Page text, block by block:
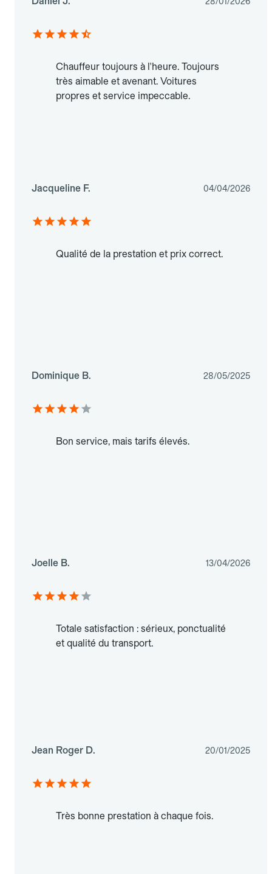
Chauffeur toujours à l'heure. Toujours
très aimable et avenant. Voitures
propres et service impeccable.
Jacqueline F. 04/04/2026
Qualité de la prestation et prix correct.
Dominique B. 28/05/2025
Bon service, mais tarifs élevés.
Joelle B. 13/04/2026
Totale satisfaction : sérieux, ponctualité
et qualité du transport.
Jean Roger D. 20/01/2025
Très bonne prestation à chaque fois.